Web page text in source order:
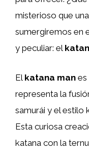
misterioso que una
sumergiremos en
y peculiar: el
El katana man es
representa la
samurái y el estilo
Esta curiosa
katana con la